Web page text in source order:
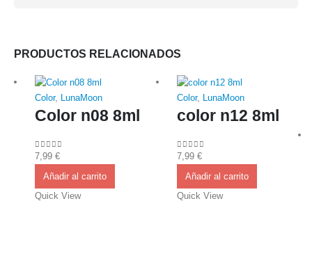
PRODUCTOS RELACIONADOS
Color, LunaMoon
Color n08 8ml
0out of 5
7,99 €
Añadir al carrito
Quick View
Color, LunaMoon
color n12 8ml
0out of 5
7,99 €
Añadir al carrito
Quick View